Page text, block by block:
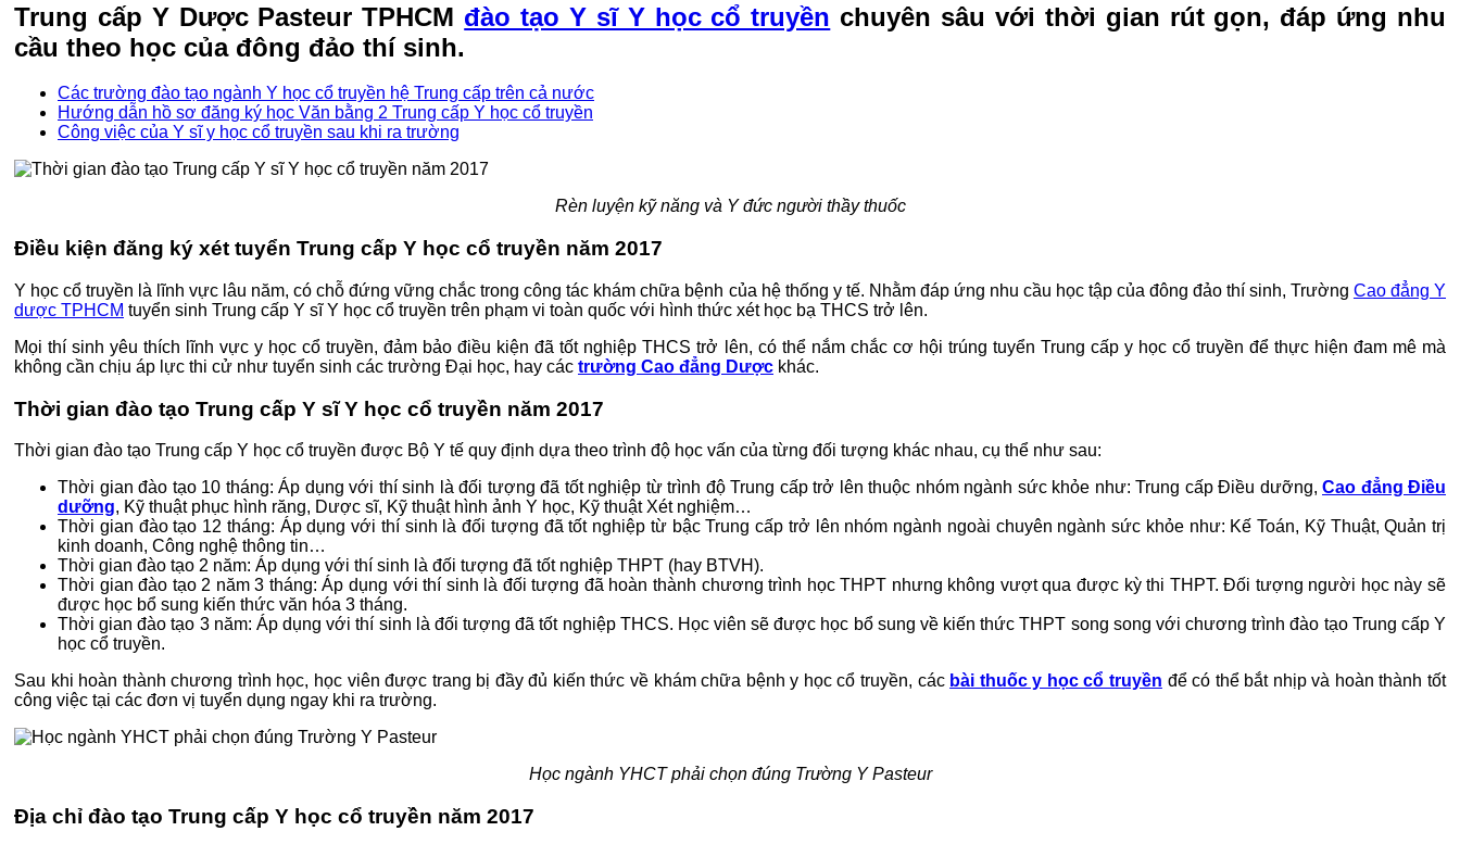
Trung cấp Y Dược Pasteur TPHCM đào tạo Y sĩ Y học cổ truyền chuyên sâu với thời gian rút gọn, đáp ứng nhu
cầu theo học của đông đảo thí sinh.
Các trường đào tạo ngành Y học cổ truyền hệ Trung cấp trên cả nước
Hướng dẫn hồ sơ đăng ký học Văn bằng 2 Trung cấp Y học cổ truyền
Công việc của Y sĩ y học cổ truyền sau khi ra trường
Rèn luyện kỹ năng và Y đức người thầy thuốc
Điều kiện đăng ký xét tuyển Trung cấp Y học cổ truyền năm 2017
Y học cổ truyền là lĩnh vực lâu năm, có chỗ đứng vững chắc trong công tác khám chữa bệnh của hệ thống y tế. Nhằm đáp ứng nhu cầu học tập của đông đảo thí sinh, Trường Cao đẳng Y
dược TPHCM tuyển sinh Trung cấp Y sĩ Y học cổ truyền trên phạm vi toàn quốc với hình thức xét học bạ THCS trở lên.
Mọi thí sinh yêu thích lĩnh vực y học cổ truyền, đảm bảo điều kiện đã tốt nghiệp THCS trở lên, có thể nắm chắc cơ hội trúng tuyển Trung cấp y học cổ truyền để thực hiện đam mê mà
không cần chịu áp lực thi cử như tuyển sinh các trường Đại học, hay các trường Cao đẳng Dược khác.
Thời gian đào tạo Trung cấp Y sĩ Y học cổ truyền năm 2017
Thời gian đào tạo Trung cấp Y học cổ truyền được Bộ Y tế quy định dựa theo trình độ học vấn của từng đối tượng khác nhau, cụ thể như sau:
Thời gian đào tạo 10 tháng: Áp dụng với thí sinh là đối tượng đã tốt nghiệp từ trình độ Trung cấp trở lên thuộc nhóm ngành sức khỏe như: Trung cấp Điều dưỡng, Cao đẳng Điều
dưỡng, Kỹ thuật phục hình răng, Dược sĩ, Kỹ thuật hình ảnh Y học, Kỹ thuật Xét nghiệm…
Thời gian đào tạo 12 tháng: Áp dụng với thí sinh là đối tượng đã tốt nghiệp từ bậc Trung cấp trở lên nhóm ngành ngoài chuyên ngành sức khỏe như: Kế Toán, Kỹ Thuật, Quản trị
kinh doanh, Công nghệ thông tin…
Thời gian đào tạo 2 năm: Áp dụng với thí sinh là đối tượng đã tốt nghiệp THPT (hay BTVH).
Thời gian đào tạo 2 năm 3 tháng: Áp dụng với thí sinh là đối tượng đã hoàn thành chương trình học THPT nhưng không vượt qua được kỳ thi THPT. Đối tượng người học này sẽ
được học bổ sung kiến thức văn hóa 3 tháng.
Thời gian đào tạo 3 năm: Áp dụng với thí sinh là đối tượng đã tốt nghiệp THCS. Học viên sẽ được học bổ sung về kiến thức THPT song song với chương trình đào tạo Trung cấp Y
học cổ truyền.
Sau khi hoàn thành chương trình học, học viên được trang bị đầy đủ kiến thức về khám chữa bệnh y học cổ truyền, các bài thuốc y học cổ truyền để có thể bắt nhịp và hoàn thành tốt
công việc tại các đơn vị tuyển dụng ngay khi ra trường.
Học ngành YHCT phải chọn đúng Trường Y Pasteur
Địa chỉ đào tạo Trung cấp Y học cổ truyền năm 2017